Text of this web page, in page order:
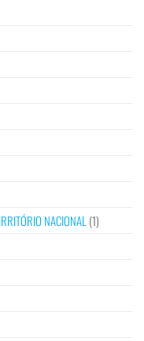
NACIONAL (1)